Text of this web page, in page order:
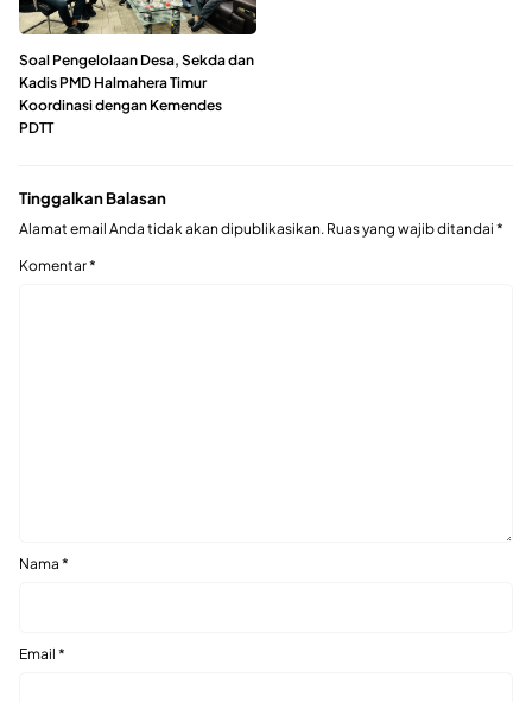
Soal Pengelolaan Desa, Sekda dan
Kadis PMD Halmahera Timur
Koordinasi dengan Kemendes
PDTT
Tinggalkan Balasan
Alamat email Anda tidak akan dipublikasikan. Ruas yang wajib ditandai *
Komentar*
Nama *
Email *